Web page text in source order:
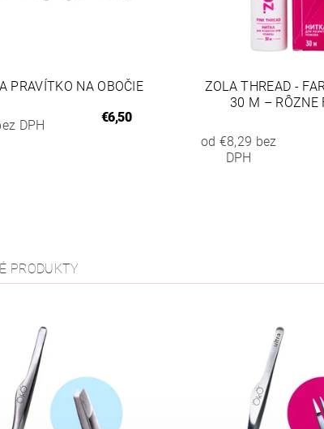
PRAVÍTKO NA OBOČIE
DPH
€6,50
ZOLA THREAD -
30 M – RÔZNE
od €8,29 bez
DPH
PRODUKTY